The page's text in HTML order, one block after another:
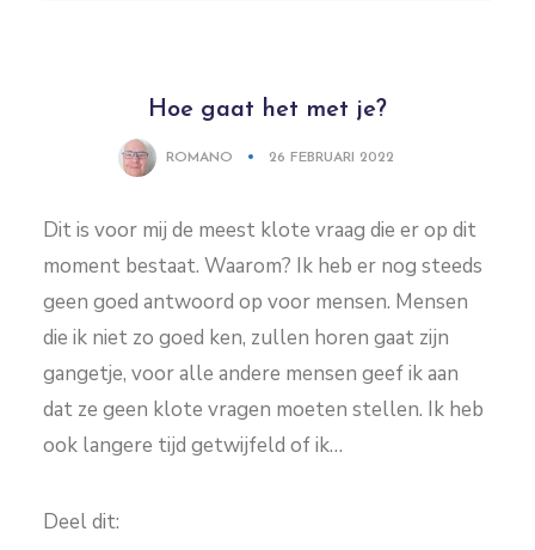
Hoe gaat het met je?
ROMANO 26 FEBRUARI 2022
Dit is voor mij de meest klote vraag die er op dit
moment bestaat. Waarom? Ik heb er nog steeds
geen goed antwoord op voor mensen. Mensen
die ik niet zo goed ken, zullen horen gaat zijn
gangetje, voor alle andere mensen geef ik aan
dat ze geen klote vragen moeten stellen. Ik heb
ook langere tijd getwijfeld of ik…
Deel dit: